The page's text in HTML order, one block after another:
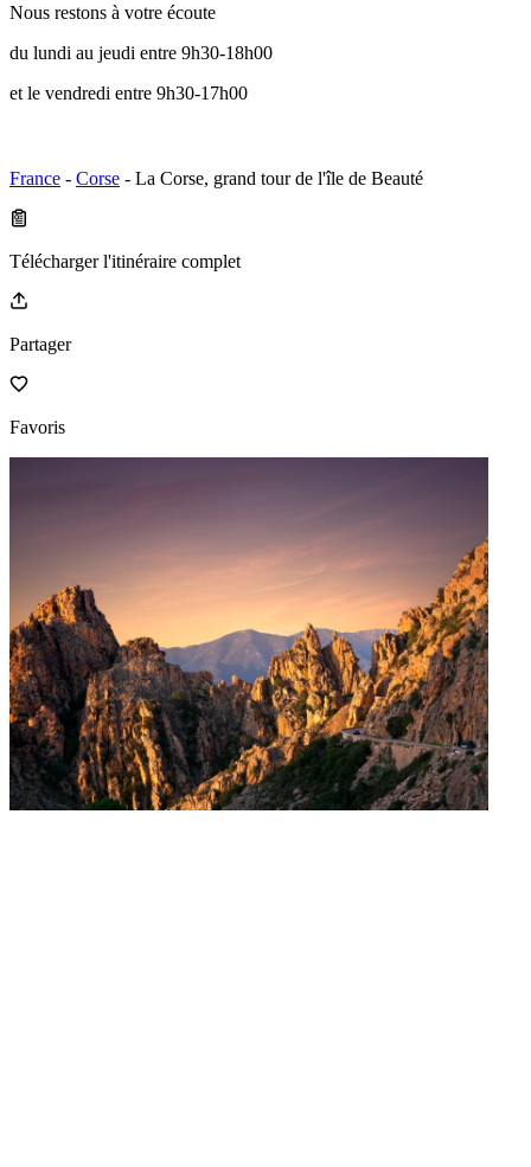
Nous restons à votre écoute
du lundi au jeudi entre 9h30-18h00
et le vendredi entre 9h30-17h00
France - Corse - La Corse, grand tour de l'île de Beauté
Télécharger l'itinéraire complet
Partager
Favoris